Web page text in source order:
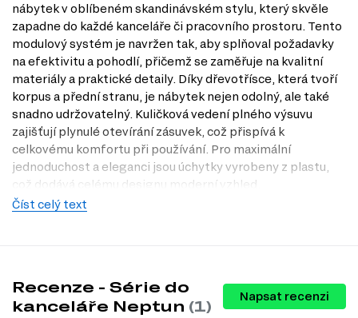
nábytek v oblíbeném skandinávském stylu, který skvěle
zapadne do každé kanceláře či pracovního prostoru. Tento
modulový systém je navržen tak, aby splňoval požadavky
na efektivitu a pohodlí, přičemž se zaměřuje na kvalitní
materiály a praktické detaily. Díky dřevotřísce, která tvoří
korpus a přední stranu, je nábytek nejen odolný, ale také
snadno udržovatelný. Kuličková vedení plného výsuvu
zajišťují plynulé otevírání zásuvek, což přispívá k
celkovému komfortu při používání. Pro maximální
jednoduchost a eleganci jsou úchytky vyrobeny z plastu,
což dodává celému designu moderní vzhled.
Charakteristiky, vlastnosti a výhody
Odolné materiály.Dřevotříska a MDF zajišťují dlouhou životnost a
stabilitu nábytku, což je ideální pro každodenní použití v kanceláři.
Kuličková vedení plného výsuvu. Zásuvky se snadno otevírají a
Číst celý text
Recenze - Série do
kanceláře Neptun (1)
Napsat recenzi